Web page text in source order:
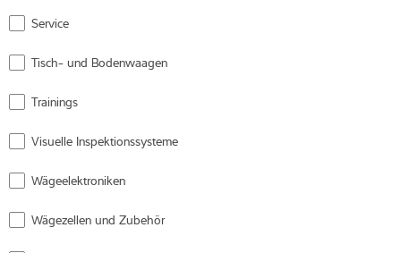
Service
Tisch- und Bodenwaagen
Trainings
Visuelle Inspektionssysteme
Wägeelektroniken
Wägezellen und Zubehör